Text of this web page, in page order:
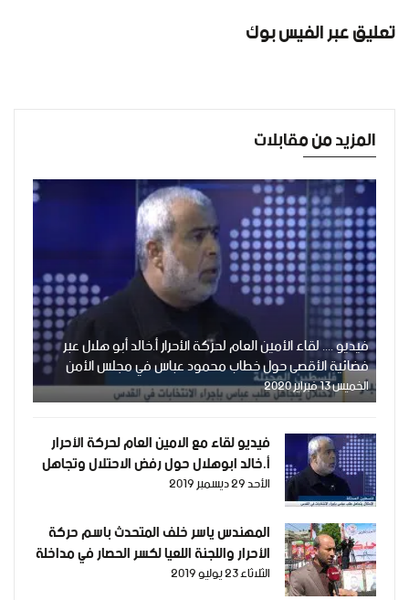
تعليق عبر الفيس بوك
المزيد من مقابلات
فيديو .... لقاء الأمين العام لحركة الأحرار أ.خالد أبو هلال عبر
فضائية الأقصى حول خطاب محمود عباس في مجلس الأمن
الخميس 13 فبراير 2020
فيديو لقاء مع الامين العام لحركة الأحرار
أ.خالد ابوهلال حول رفض الاحتلال وتجاهل
الأحد 29 ديسمبر 2019
المهندس ياسر خلف المتحدث باسم حركة
الأحرار واللجنة اللعيا لكسر الحصار في مداخلة
حول مسيرة التجار والعاملين ضد الحصار
الثلاثاء 23 يوليو 2019